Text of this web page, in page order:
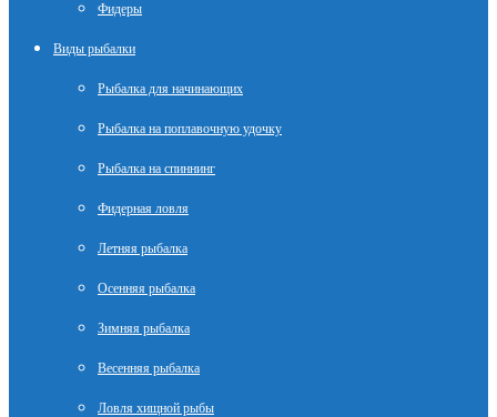
Фидеры
Виды рыбалки
Рыбалка для начинающих
Рыбалка на поплавочную удочку
Рыбалка на спиннинг
Фидерная ловля
Летняя рыбалка
Осенняя рыбалка
Зимняя рыбалка
Весенняя рыбалка
Ловля хищной рыбы